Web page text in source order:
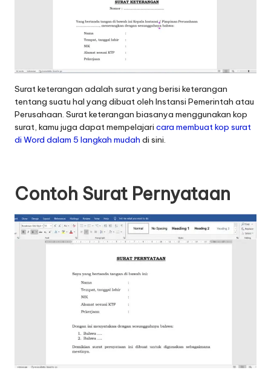
Surat keterangan adalah surat yang berisi keterangan
tentang suatu hal yang dibuat oleh Instansi Pemerintah atau
Perusahaan. Surat keterangan biasanya menggunakan kop
surat, kamu juga dapat mempelajari cara membuat kop surat
di Word dalam 5 langkah mudah di sini.
Contoh Surat Pernyataan